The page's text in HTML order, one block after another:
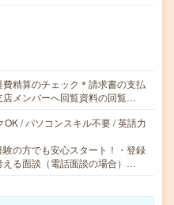
費精算のチェック＊請求書の支払
店メンバーへ回覧資料の回覧…
/ パソコンスキル不要 / 英語力
験の方でも安心スタート！・登録
える面談（電話面談の場合）…